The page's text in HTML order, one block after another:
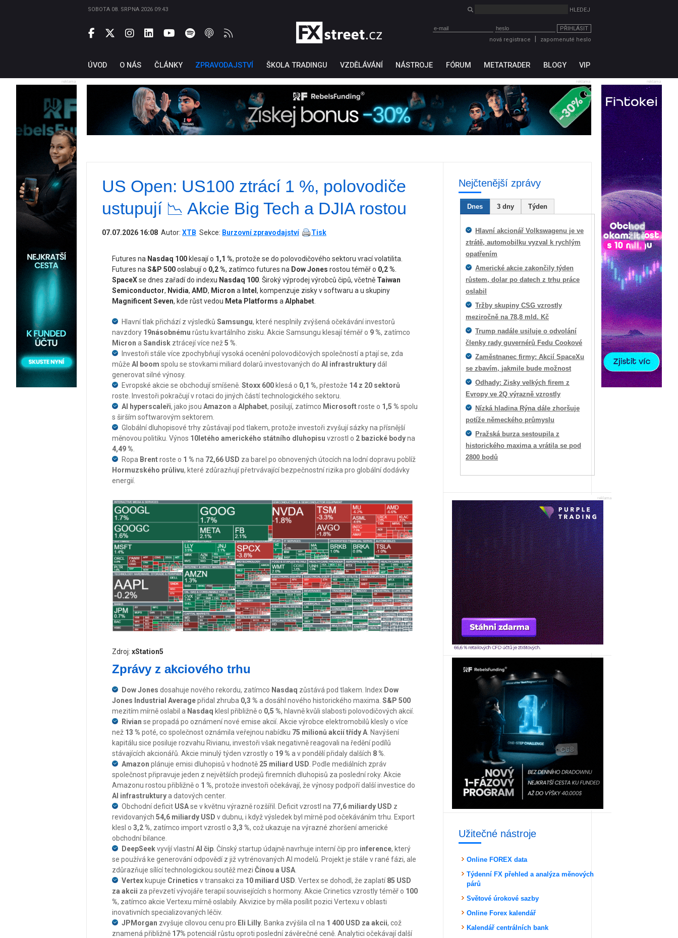
SOBOTA 08. SRPNA 2026 09:43
PŘIHLÁSIT
nová registrace
zapomenuté heslo
ÚVOD O NÁS ČLÁNKY ZPRAVODAJSTVÍ ŠKOLA TRADINGU VZDĚLÁVÁNÍ NÁSTROJE FÓRUM METATRADER BLOGY VIP
reklama reklama
reklama
Ticker Tape by TradingView
US Open: US100 ztrácí 1 %, polovodiče
ustupují 📉 Akcie Big Tech a DJIA rostou
07.07.2026 16:08 Autor: XTB Sekce: Burzovní zpravodajství Tisk
Futures na Nasdaq 100 klesají o 1,1 %, protože se do polovodičového sektoru vrací volatilita.
Futures naS&P 500oslabují o 0,2 %, zatímco futures na Dow Jones rostou téměř o 0,2 %.
SpaceXse dnes zařadí do indexu Nasdaq 100. Široký výprodej výrobců čipů, včetně Taiwan
Semiconductor, Nvidia, AMD, Micron a Intel , kompenzuje zisky v softwaru a u skupiny
Magnificent Seven, kde růst vedou Meta Platforms aAlphabet.
Hlavní tlak přichází z výsledků Samsungu, které nesplnily zvýšená očekávání investorů
navzdory 19násobnému růstu kvartálního zisku. Akcie Samsungu klesají téměř o 9 %, zatímco
Micron aSandisk ztrácejí více než5 %.
Investoři stále více zpochybňují vysoká ocenění polovodičových společností a ptají se, zda
může AI boom spolu se stovkami miliard dolarů investovaných do AI infrastrukturydál
generovat silné výnosy.
Evropské akcie se obchodují smíšeně. Stoxx 600 klesá o 0,1 %, přestože 14 z 20 sektorů
roste. Investoři pokračují v rotaci do jiných částí technologického sektoru.
AI hyperscaleři, jako jsou Amazon aAlphabet, posilují, zatímco Microsoftroste o 1,5 % spolu
s širším softwarovým sektorem.
Globální dluhopisové trhy zůstávají pod tlakem, protože investoři zvyšují sázky na přísnější
měnovou politiku. Výnos 10letého amerického státního dluhopisu vzrostl o 2 bazické bodyna
4,49 %.
Ropa Brentroste o 1 % na 72,66 USD za barel po obnovených útocích na lodní dopravu poblíž
Hormuzského průlivu, které zdůrazňují přetrvávající bezpečnostní rizika pro globální dodávky
energií.
Zdroj: xStation5
Zprávy z akciového trhu
Dow Jones dosahuje nového rekordu, zatímco Nasdaq zůstává pod tlakem. Index Dow
Jones Industrial Averagepřidal zhruba 0,3 % a dosáhl nového historického maxima. S&P 500
mezitím mírně oslabil a Nasdaq klesl přibližně o 0,5 %, hlavně kvůli slabosti polovodičových akcií.
Rivian se propadá po oznámení nové emise akcií. Akcie výrobce elektromobilů klesly o více
než 13 % poté, co společnost oznámila veřejnou nabídku 75 milionů akcií třídy A . Navýšení
kapitálu sice posiluje rozvahu Rivianu, investoři však negativně reagovali na ředění podílů
stávajících akcionářů. Akcie minulý týden vzrostly o 19 % a v pondělí přidaly dalších 8 %
Amazon plánuje emisi dluhopisů v hodnotě 25 miliard USD . Podle mediálních zpráv
společnost připravuje jeden z největších prodejů firemních dluhopisů za poslední roky. Akcie
Amazonu rostou přibližně o 1 %, protože investoři očekávají, že výnosy podpoří další investice do
AI infrastrukturya datových center.
Obchodní deficit USAse v květnu výrazně rozšířil. Deficit vzrostl na 77,6 miliardy USD z
revidovaných 54,6 miliardy USD v dubnu, i když výsledek byl mírně pod očekáváním trhu. Export
klesl o 3,2 %, zatímco import vzrostl o 3,3 %, což ukazuje na výrazné zhoršení americké
obchodní bilance.
DeepSeekvyvíjí vlastníAI čip . Čínský startup údajně navrhuje interní čip pro inference, který
se používá ke generování odpovědí z již vytrénovaných AI modelů. Projekt je stále v rané fázi, ale
zdůrazňuje sílící technologickou soutěž mezi Čínou a USA
Vertex kupuje Crinetics v transakci za 10 miliard USD . Vertex se dohodl, že zaplatí85 USD
za akcii za převzetí vývojáře terapií souvisejících s hormony. Akcie Crinetics vzrostly téměř o 100
%, zatímco akcie Vertexu mírně oslabily. Akvizice by měla posílit pozici Vertexu v oblasti
inovativních specializovaných léčiv.
JPMorgan zvyšuje cílovou cenu pro Eli Lilly . Banka zvýšila cíl na 1 400 USD za akcii, což
znamená přibližně 17% potenciál růstu oproti poslední závěrečné ceně. Analytici očekávají další
Nejčtenější zprávy
Dnes 3 dny Týden
Hlavní akcionář Volkswagenu je ve
ztrátě, automobilku vyzval k rychlým
opatřením
Americké akcie zakončily týden
růstem, dolar po datech z trhu práce
oslabil
Tržby skupiny CSG vzrostly
meziročně na 78,8 mld. Kč
Trump nadále usiluje o odvolání
členky rady guvernérů Fedu Cookové
Zaměstnanec firmy: Akcií SpaceXu
se zbavím, jakmile bude možnost
Odhady: Zisky velkých firem z
Evropy ve 2Q výrazně vzrostly
Nízká hladina Rýna dále zhoršuje
potíže německého průmyslu
Pražská burza sestoupila z
historického maxima a vrátila se pod
2800 bodů
reklama
Užitečné nástroje
Online FOREX data
Týdenní FX přehled a analýza měnových
párů
Světové úrokové sazby
Online Forex kalendář
Kalendář centrálních bank